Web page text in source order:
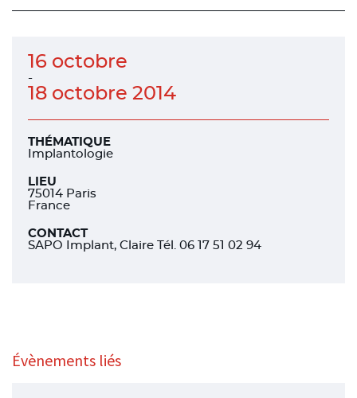
facebookfacebooklinkedin
16 octobre
-
18 octobre 2014
THÉMATIQUE
Implantologie
LIEU
75014 Paris
France
CONTACT
SAPO Implant, Claire Tél. 06 17 51 02 94
Évènements liés